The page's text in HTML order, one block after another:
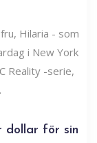
Hilaria - som
i New York
Reality -serie,
dollar för sin